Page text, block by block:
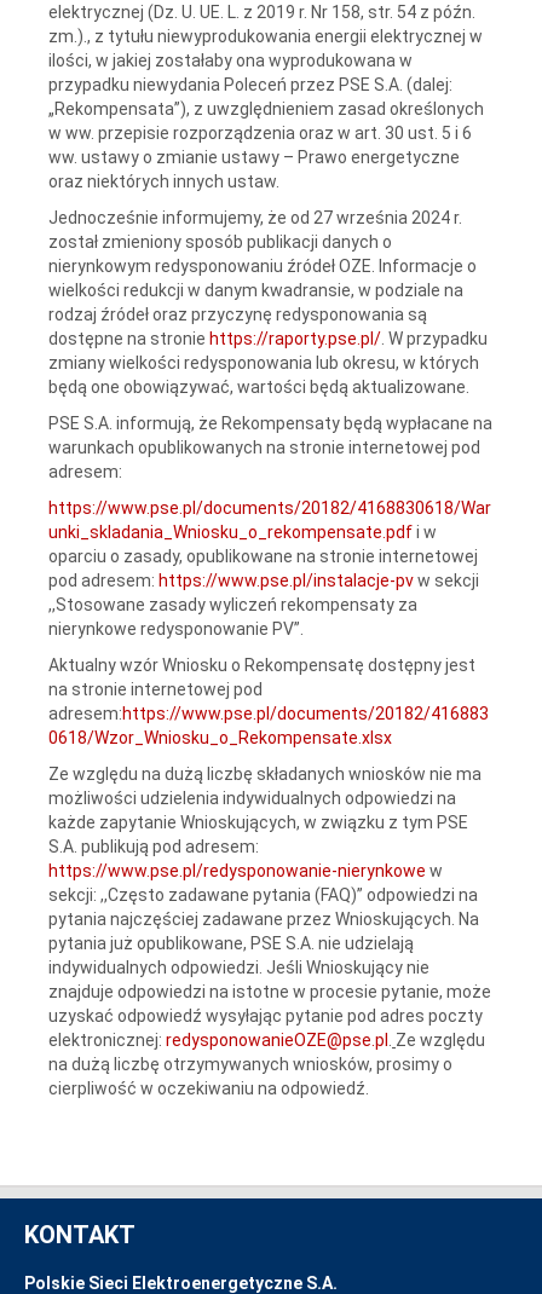
elektrycznej (Dz. U. UE. L. z 2019 r. Nr 158, str. 54 z późn.
zm.)., z tytułu niewyprodukowania energii elektrycznej w
ilości, w jakiej zostałaby ona wyprodukowana w
przypadku niewydania Poleceń przez PSE S.A. (dalej:
„Rekompensata”), z uwzględnieniem zasad określonych
w ww. przepisie rozporządzenia oraz w art. 30 ust. 5 i 6
ww. ustawy o zmianie ustawy – Prawo energetyczne
oraz niektórych innych ustaw.
Jednocześnie informujemy, że od 27 września 2024 r.
został zmieniony sposób publikacji danych o
nierynkowym redysponowaniu źródeł OZE. Informacje o
wielkości redukcji w danym kwadransie, w podziale na
rodzaj źródeł oraz przyczynę redysponowania są
dostępne na stronie https://raporty.pse.pl/ . W przypadku
zmiany wielkości redysponowania lub okresu, w których
będą one obowiązywać, wartości będą aktualizowane.
PSE S.A. informują, że Rekompensaty będą wypłacane na
warunkach opublikowanych na stronie internetowej pod
adresem:
https://www.pse.pl/documents/20182/4168830618/War
unki_skladania_Wniosku_o_rekompensate.pdfi w
oparciu o zasady, opublikowane na stronie internetowej
pod adresem: https://www.pse.pl/instalacje-pvw sekcji
,,Stosowane zasady wyliczeń rekompensaty za
nierynkowe redysponowanie PV”.
Aktualny wzór Wniosku o Rekompensatę dostępny jest
na stronie internetowej pod
adresem:https://www.pse.pl/documents/20182/416883
0618/Wzor_Wniosku_o_Rekompensate.xlsx
Ze względu na dużą liczbę składanych wniosków nie ma
możliwości udzielenia indywidualnych odpowiedzi na
każde zapytanie Wnioskujących, w związku z tym PSE
S.A. publikują pod adresem:
https://www.pse.pl/redysponowanie-nierynkowe w
sekcji: ,,Często zadawane pytania (FAQ)” odpowiedzi na
pytania najczęściej zadawane przez Wnioskujących. Na
pytania już opublikowane, PSE S.A. nie udzielają
indywidualnych odpowiedzi. Jeśli Wnioskujący nie
znajduje odpowiedzi na istotne w procesie pytanie, może
uzyskać odpowiedź wysyłając pytanie pod adres poczty
elektronicznej: redysponowanieOZE@pse.pl
Ze względu
na dużą liczbę otrzymywanych wniosków, prosimy o
cierpliwość w oczekiwaniu na odpowiedź.
KONTAKT
Polskie Sieci Elektroenergetyczne S.A.